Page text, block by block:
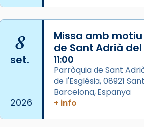
comitè organitzador de la
del Sant Pare Lleó XIV a
col·laboradors, a la Catedral
L’arquebisbe de Barcelona,
Josep Omella, ha presidit la
concelebrat el bisbe auxiliar
Mons. David Abadías.
8
set.
2026
Missa amb
de Sant Adrià del
11:00
Parròquia de Sant
de l'Església, 08921
Barcelona, Espanya
+ info